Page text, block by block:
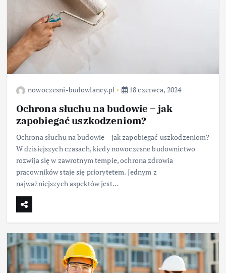
nowoczesni-budowlancy.pl 18 czerwca, 2024
Ochrona słuchu na budowie – jak
zapobiegać uszkodzeniom?
Ochrona słuchu na budowie – jak zapobiegać uszkodzeniom?
W dzisiejszych czasach, kiedy nowoczesne budownictwo
rozwija się w zawrotnym tempie, ochrona zdrowia
pracowników staje się priorytetem. Jednym z
najważniejszych aspektów jest…